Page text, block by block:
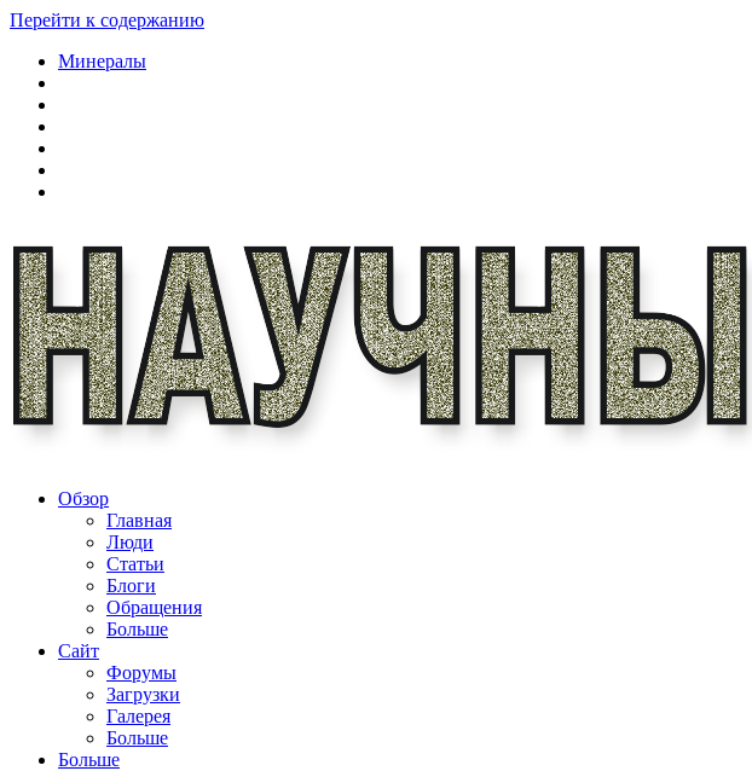
Перейти к содержанию
Минералы
Обзор
Главная
Люди
Статьи
Блоги
Обращения
Больше
Сайт
Форумы
Загрузки
Галерея
Больше
Больше